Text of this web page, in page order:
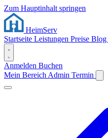
Zum Hauptinhalt springen
HeimServ
Startseite Leistungen Preise Blog
Anmelden Buchen
Mein Bereich Admin Termin